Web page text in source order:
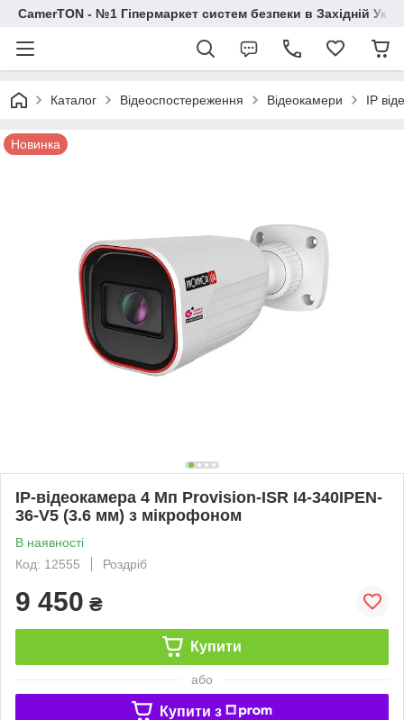
CamerTON - №1 Гіпермаркет систем безпеки в Західній
Каталог Відеоспостереження Відеокамери IP
Новинка
IP-відеокамера 4 Мп Provision-ISR I4-340IPEN-
36-V5 (3.6 мм) з мікрофоном
В наявності
Код: 12555
Роздріб
9 450 ₴
Купити
або
Купити з